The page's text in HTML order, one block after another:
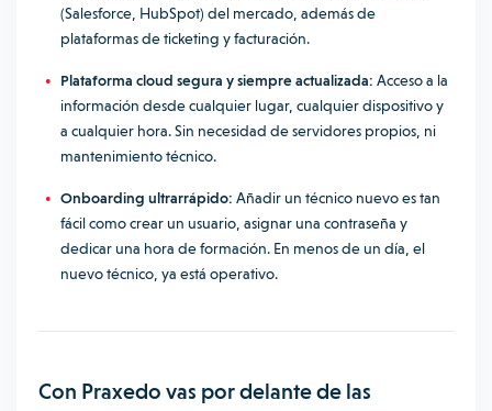
(Salesforce, HubSpot) del mercado, además de
plataformas de ticketing y facturación.
Plataforma cloud segura y siempre actualizada: Acceso a la
información desde cualquier lugar, cualquier dispositivo y
a cualquier hora. Sin necesidad de servidores propios, ni
mantenimiento técnico.
Onboarding ultrarrápido: Añadir un técnico nuevo es tan
fácil como crear un usuario, asignar una contraseña y
dedicar una hora de formación. En menos de un día, el
nuevo técnico, ya está operativo.
Con Praxedo vas por delante de las